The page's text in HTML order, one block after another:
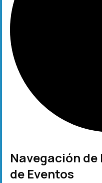
Navegación
de Eventos